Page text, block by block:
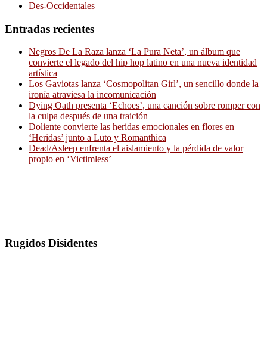
Des-Occidentales
Entradas recientes
Negros De La Raza lanza ‘La Pura Neta’, un álbum que
convierte el legado del hip hop latino en una nueva identidad
artística
Los Gaviotas lanza ‘Cosmopolitan Girl’, un sencillo donde la
ironía atraviesa la incomunicación
Dying Oath presenta ‘Echoes’, una canción sobre romper con
la culpa después de una traición
Doliente convierte las heridas emocionales en flores en
‘Heridas’ junto a Luto y Romanthica
Dead/Asleep enfrenta el aislamiento y la pérdida de valor
propio en ‘Victimless’
Rugidos Disidentes